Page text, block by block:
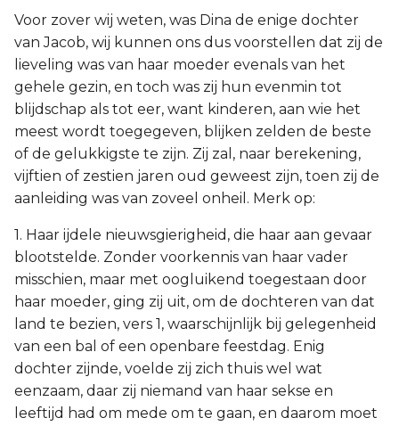
Voor zover wij weten, was Dina de enige dochter
van Jacob, wij kunnen ons dus voorstellen dat zij de
lieveling was van haar moeder evenals van het
gehele gezin, en toch was zij hun evenmin tot
blijdschap als tot eer, want kinderen, aan wie het
meest wordt toegegeven, blijken zelden de beste
of de gelukkigste te zijn. Zij zal, naar berekening,
vijftien of zestien jaren oud geweest zijn, toen zij de
aanleiding was van zoveel onheil. Merk op:
1. Haar ijdele nieuwsgierigheid, die haar aan gevaar
blootstelde. Zonder voorkennis van haar vader
misschien, maar met oogluikend toegestaan door
haar moeder, ging zij uit, om de dochteren van dat
land te bezien, vers 1, waarschijnlijk bij gelegenheid
van een bal of een openbare feestdag. Enig
dochter zijnde, voelde zij zich thuis wel wat
eenzaam, daar zij niemand van haar sekse en
leeftijd had om mede om te gaan, en daarom moet